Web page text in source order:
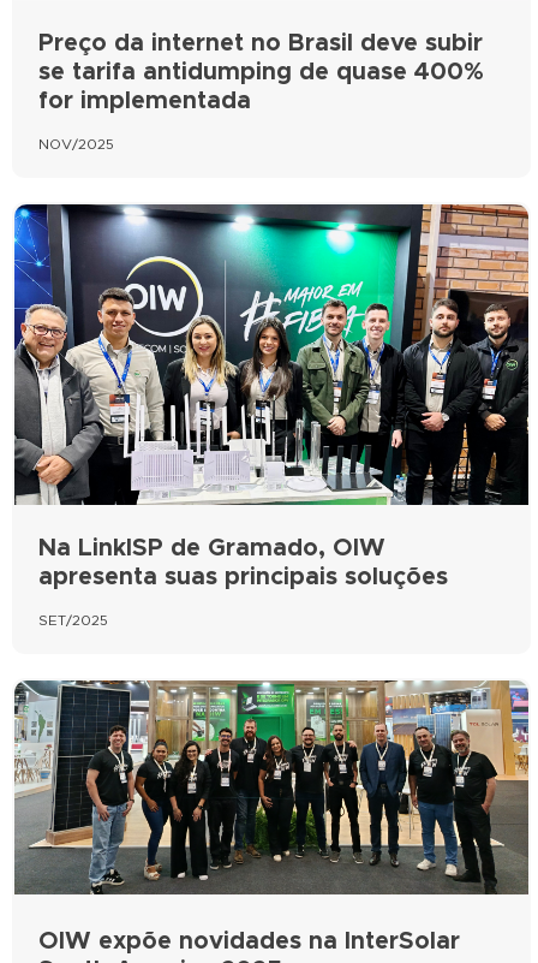
Preço da internet no Brasil deve subir
se tarifa antidumping de quase 400%
for implementada
NOV/2025
Na LinkISP de Gramado, OIW
apresenta suas principais soluções
SET/2025
OIW expõe novidades na InterSolar